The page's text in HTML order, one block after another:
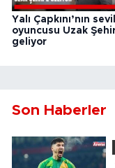
Yalı Çapkını’nın
oyuncusu Uzak
geliyor
Son Haberler